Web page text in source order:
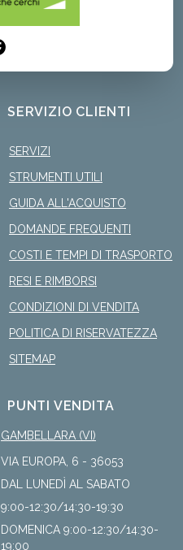
SERVIZIO CLIENTI
SERVIZI
STRUMENTI UTILI
GUIDA ALL'ACQUISTO
DOMANDE FREQUENTI
COSTI E TEMPI DI TRASPORTO
RESI E RIMBORSI
CONDIZIONI DI VENDITA
POLITICA DI RISERVATEZZA
SITEMAP
PUNTI VENDITA
GAMBELLARA (VI)
VIA EUROPA, 6 - 36053
DAL LUNEDÌ AL SABATO
9:00-12:30/14:30-19:30
DOMENICA 9:00-12:30/14:30-
19:00